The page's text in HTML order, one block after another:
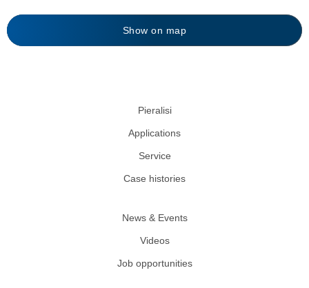
Show on map
Pieralisi
Applications
Service
Case histories
News & Events
Videos
Job opportunities